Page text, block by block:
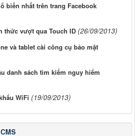
biến nhất trên trang Facebook
thức vượt qua Touch ID (26/09/2013)
và tablet cài công cụ bảo mật
danh sách tìm kiếm nguy hiểm
WiFi (19/09/2013)